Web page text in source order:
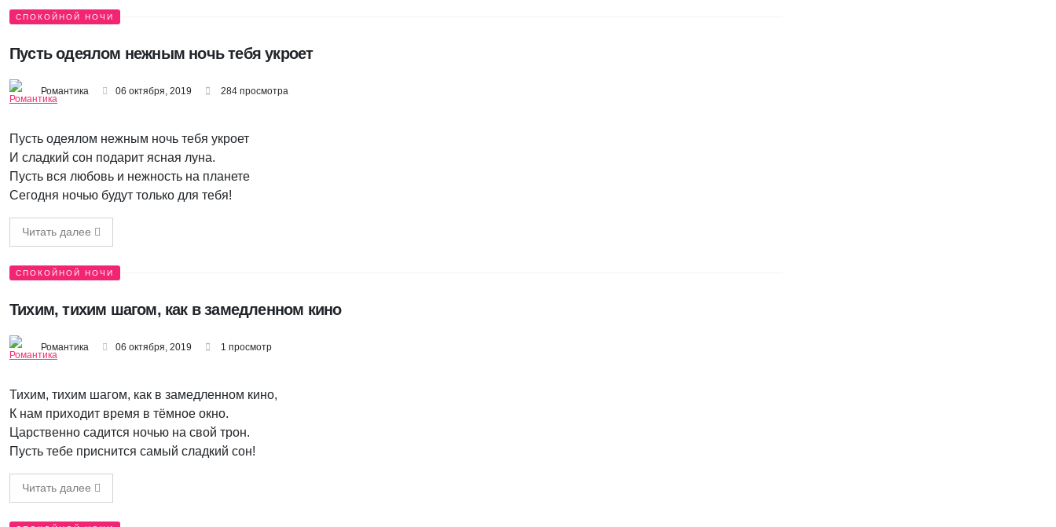
СПОКОЙНОЙ НОЧИ
Пусть одеялом нежным ночь тебя укроет
Романтика 06 октября, 2019 284 просмотра
Пусть одеялом нежным ночь тебя укроет
И сладкий сон подарит ясная луна.
Пусть вся любовь и нежность на планете
Сегодня ночью будут только для тебя!
Читать далее
СПОКОЙНОЙ НОЧИ
Тихим, тихим шагом, как в замедленном кино
Романтика 06 октября, 2019 1 просмотр
Тихим, тихим шагом, как в замедленном кино,
К нам приходит время в тёмное окно.
Царственно садится ночью на свой трон.
Пусть тебе приснится самый сладкий сон!
Читать далее